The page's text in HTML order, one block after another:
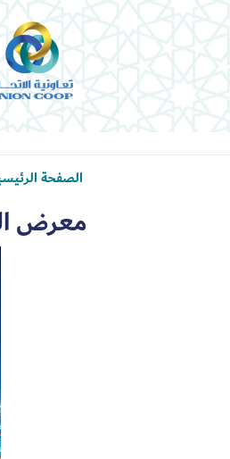
الصفحة
معرض